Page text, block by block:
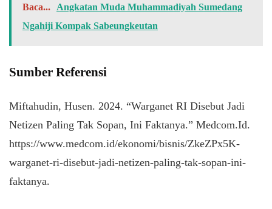
Baca...
Angkatan Muda Muhammadiyah Sumedang
Ngahiji Kompak Sabeungkeutan
Sumber Referensi
Miftahudin, Husen. 2024. “Warganet RI Disebut Jadi
Netizen Paling Tak Sopan, Ini Faktanya.” Medcom.Id.
https://www.medcom.id/ekonomi/bisnis/ZkeZPx5K-
warganet-ri-disebut-jadi-netizen-paling-tak-sopan-ini-
faktanya.